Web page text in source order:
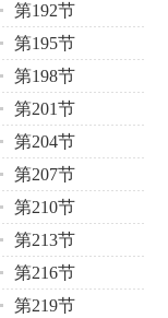
第192节
第195节
第198节
第201节
第204节
第207节
第210节
第213节
第216节
第219节